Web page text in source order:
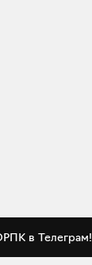
в Телеграм!